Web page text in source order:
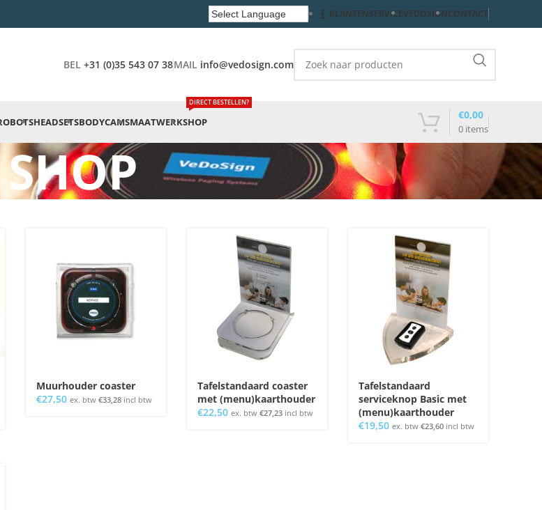
KLANTENSERVICEVEDOSIGNCONTACT
BEL +31 (0)35 543 07 38MAIL info@vedosign.com
HEADSETSBODYCAMSMAATWERKSHOP
DIRECT BESTELLEN?
0 items
€0,00
SHOP
Muurhouder coaster
€27,50 ex. btw €33,28incl btw
Tafelstandaard coaster
met (menu)kaarthouder
€22,50 ex. btw €27,23incl btw
Tafelstandaard
serviceknop Basic met
(menu)kaarthouder
€19,50 ex. btw €23,60incl btw